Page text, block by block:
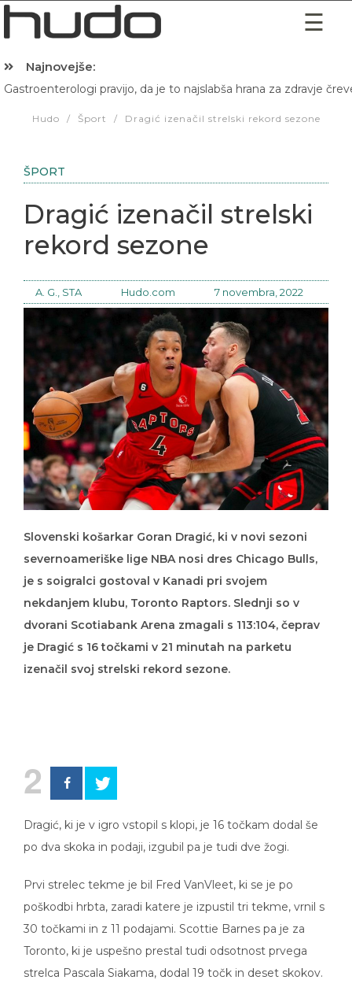
Najnovejše:
Gastroenterologi pravijo, da je to najslabša hrana za zdravje
Hudo / Šport / Dragić izenačil strelski rekord sezone
ŠPORT
Dragić izenačil strelski
rekord sezone
A. G., STA Hudo.com 7 novembra, 2022
Slovenski košarkar Goran Dragić, ki v novi sezoni
severnoameriške lige NBA nosi dres Chicago Bulls,
je s soigralci gostoval v Kanadi pri svojem
nekdanjem klubu, Toronto Raptors. Slednji so v
dvorani Scotiabank Arena zmagali s 113:104, čeprav
je Dragić s 16 točkami v 21 minutah na parketu
izenačil svoj strelski rekord sezone.
2
Dragić, ki je v igro vstopil s klopi, je 16 točkam dodal še
po dva skoka in podaji, izgubil pa je tudi dve žogi.
Prvi strelec tekme je bil Fred VanVleet, ki se je po
poškodbi hrbta, zaradi katere je izpustil tri tekme, vrnil s
30 točkami in z 11 podajami. Scottie Barnes pa je za
Toronto, ki je uspešno prestal tudi odsotnost prvega
strelca Pascala Siakama, dodal 19 točk in deset skokov.